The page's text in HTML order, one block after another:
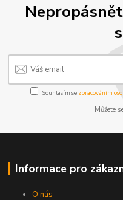
Souhlasím se zpracováním
Můžete
Informace pro
O nás